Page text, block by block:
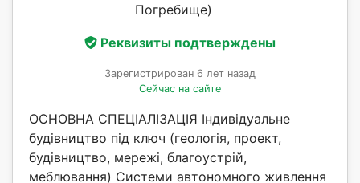
Погребище)
Реквизиты подтверждены
Зарегистрирован 6 лет назад
Сейчас на сайте
ОСНОВНА СПЕЦІАЛІЗАЦІЯ Індивідуальне
будівництво під ключ (геологія, проект,
будівництво, мережі, благоустрій,
меблювання) Системи автономного живлення